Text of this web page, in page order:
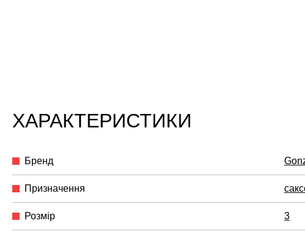
ХАРАКТЕРИСТИКИ
Бренд
Призначення
Розмір 3